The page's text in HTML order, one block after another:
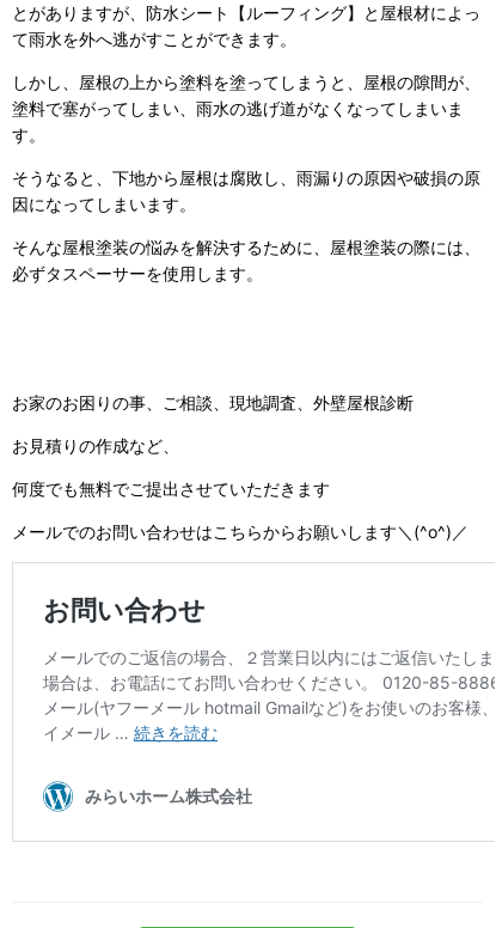
とがありますが、防水シート【ルーフィング】と屋根材によっ
て雨水を外へ逃がすことができます。
しかし、屋根の上から塗料を塗ってしまうと、屋根の隙間が、
塗料で塞がってしまい、雨水の逃げ道がなくなってしまいま
す。
そうなると、下地から屋根は腐敗し、雨漏りの原因や破損の原
因になってしまいます。
そんな屋根塗装の悩みを解決するために、屋根塗装の際には、
必ずタスペーサーを使用します。
お家のお困りの事、ご相談、現地調査、外壁屋根診断
お見積りの作成など、
何度でも無料でご提出させていただきます
メールでのお問い合わせはこちらからお願いします＼(^o^)／